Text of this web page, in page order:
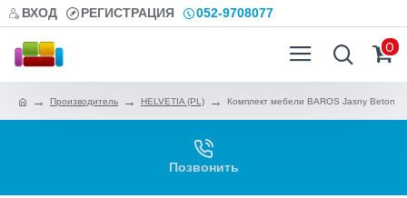
ВХОД РЕГИСТРАЦИЯ 052-9708077
0
Производитель HELVETIA (PL) Комплект мебели BAROS Jasny Beton
Позвонить